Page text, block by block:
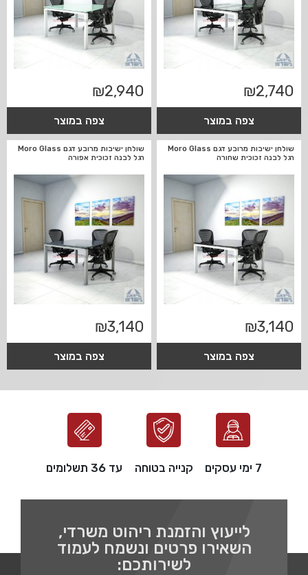
₪2,740
צפה במוצר
₪2,940
צפה במוצר
שולחן ישיבות מרובע דגם Moro Glass
רגל לבנה זכוכית שחורה
₪3,140
צפה במוצר
שולחן ישיבות מרובע דגם Moro Glass
רגל לבנה זכוכית אפורה
₪3,140
צפה במוצר
7 ימי עסקים קנייה בטוחה עד 36 תשלומים
לייעוץ והזמנת ריהוט משרדי,
השאירו פרטים ונשמח לעמוד
לשירותכם: